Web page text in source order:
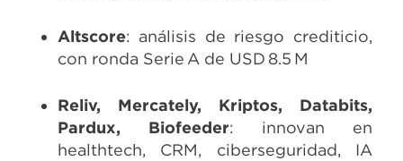
Altscore: análisis de riesgo crediticio,
con ronda Serie A de USD 8.5 M
Reliv, Mercately, Kriptos, Databits,
Pardux, Biofeeder: innovan en
healthtech, CRM, ciberseguridad, IA